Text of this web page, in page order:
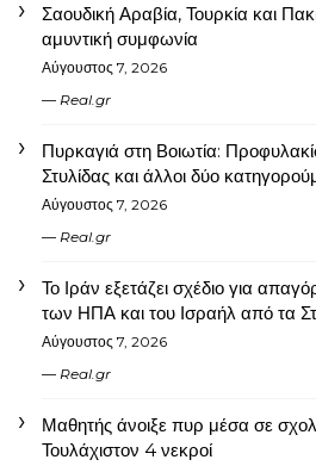
Σαουδική Αραβία, Τουρκία και
αμυντική συμφωνία
Αύγουστος 7, 2026
Real.gr
Πυρκαγιά στη Βοιωτία:
Στυλίδας και άλλοι δύο
Αύγουστος 7, 2026
Real.gr
Το Ιράν εξετάζει σχέδιο για
των ΗΠΑ και του Ισραήλ από τα
Αύγουστος 7, 2026
Real.gr
Μαθητής άνοιξε πυρ μέσα σε
Τουλάχιστον 4 νεκροί